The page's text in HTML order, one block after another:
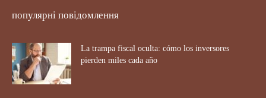
популярні повідомлення
La trampa fiscal oculta: cómo los inversores
pierden miles cada año